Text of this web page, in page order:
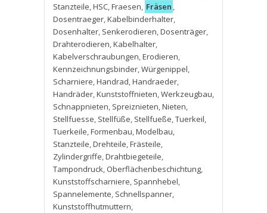
Stanzteile,HSC,Fraesen, Fräsen ,
Dosentraeger,Kabelbinderhalter,
Dosenhalter, Senkerodieren,Dosenträger,
Drahterodieren,Kabelhalter,
Kabelverschraubungen,Erodieren,
Kennzeichnungsbinder,Würgenippel,
Scharniere,Handrad,Handraeder,
Handräder,Kunststoffnieten,Werkzeugbau,
Schnappnieten, Spreiznieten,Nieten,
Stellfuesse, Stellfüße, Stellfueße,Tuerkeil,
Tuerkeile,Formenbau,Modelbau,
Stanzteile,Drehteile,Frästeile,
Zylindergriffe,Drahtbiegeteile,
Tampondruck, Oberflächenbeschichtung,
Kunststoffscharniere, Spannhebel,
Spannelemente, Schnellspanner,
Kunststoffhutmuttern,